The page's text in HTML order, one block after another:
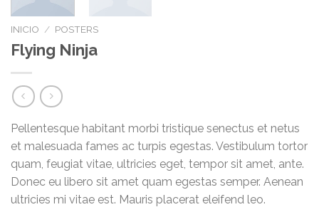
INICIO / POSTERS
Flying Ninja
Pellentesque habitant morbi tristique senectus et netus
et malesuada fames ac turpis egestas. Vestibulum tortor
quam, feugiat vitae, ultricies eget, tempor sit amet, ante.
Donec eu libero sit amet quam egestas semper. Aenean
ultricies mi vitae est. Mauris placerat eleifend leo.